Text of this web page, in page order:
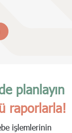
planlayın
raporlarla!
işlemlerinin